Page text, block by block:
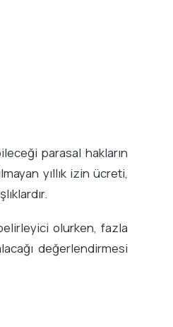
parasal hakların
yıllık izin ücreti,
olurken, fazla
değerlendirmesi